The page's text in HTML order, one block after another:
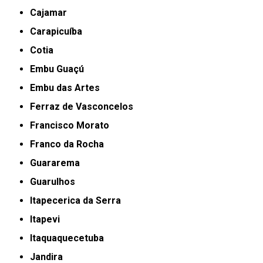
Cajamar
Carapicuíba
Cotia
Embu Guaçú
Embu das Artes
Ferraz de Vasconcelos
Francisco Morato
Franco da Rocha
Guararema
Guarulhos
Itapecerica da Serra
Itapevi
Itaquaquecetuba
Jandira